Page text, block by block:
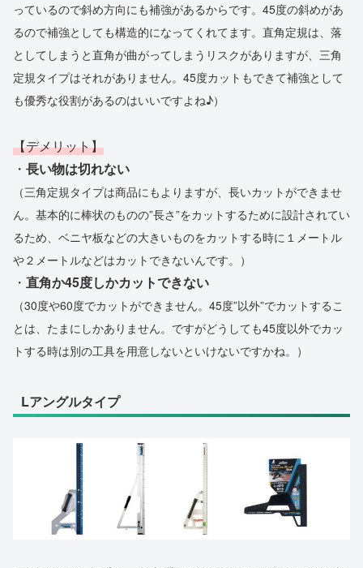
っているので斜め方向にも補強があるからです。45度の斜めがあ
るので補強としても構造的になってくれてます。直角定規は、落
としてしまうと直角が曲がってしまうリスクがありますが、三角
定規タイプはそれがありません。45度カットもできて補強として
も優秀な役割があるのはいいですよね♪）
【デメリット】
・ 長い物は切れない
（三角定規タイプは商品にもよりますが、長いカットができませ
ん。基本的に棒状のものの”長さ”をカットするために設計されてい
るため、ベニヤ板などの大きいものをカットする時に１メートル
や２メートルなどはカットできないんです。）
・ 直角か45度しかカットできない
（30度や60度でカットができません。45度”以外”でカットするこ
とは、たまにしかありません。ですがどうしても45度以外でカッ
トする時は別の工具を用意しないといけないですかね。）
Lアングルタイプ